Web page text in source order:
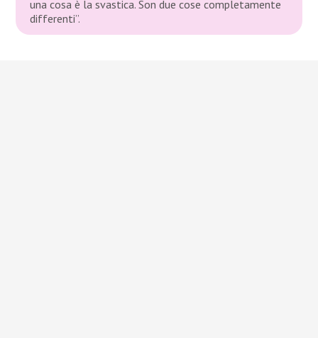
una cosa è la svastica. Son due cose completamente
differenti”.